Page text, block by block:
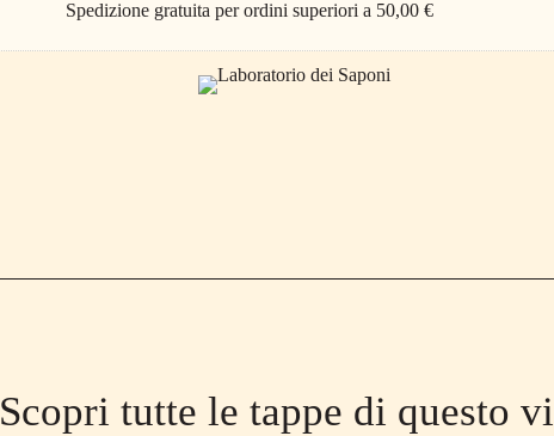
Spedizione gratuita per ordini superiori a 50,00 €
Scopri tutte le tappe di questo